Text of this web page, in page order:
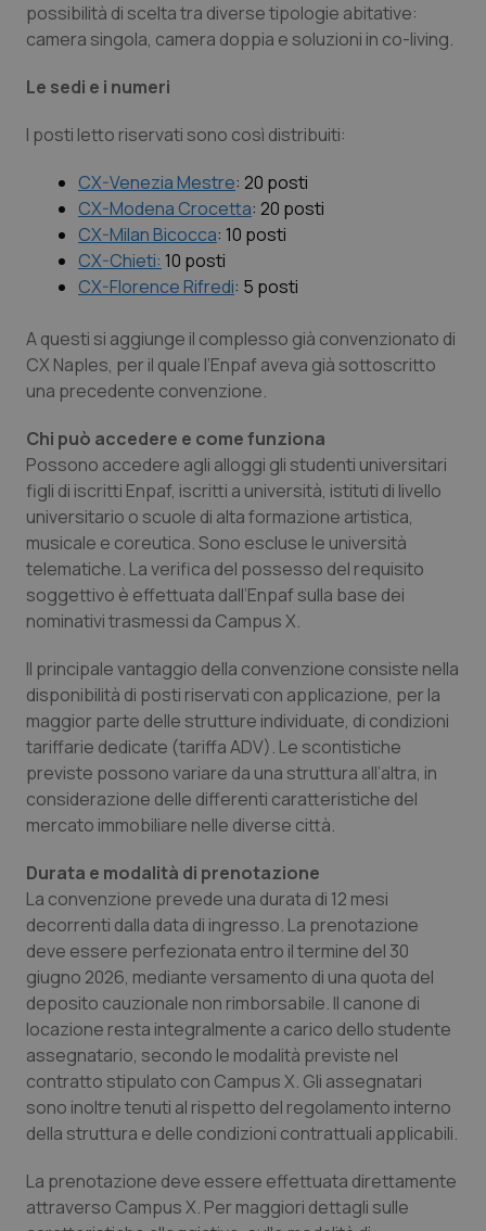
Lazio
Lombardia
Marche
Molise
Piemonte
Provincia Autonoma di Bolzano
Provincia Autonoma di Trento
Puglia
Sardegna
Sicilia
Toscana
Umbria
Valle D’Aosta
Veneto
Diabete & glucometri
Dolore
Donna & Salute
Epatiti
HIV
Infezioni & Febbre
Ipertensione & Scompenso
Malattie rare
Malattia di Crohn & Rettocolite Ulcerosa
Neuroscienze & patologie neurodegenerative
Obesità
Oftalmologia
Oncodermatologia
Oncoematologia
Oncologia & Nutrizione
Psoriasi & pelle
Quotidiano Cardiologia
Quotidiano Chirurgia
Quotidiano Oncologia
Quotidiano Pediatria
Rene & patologie urogenitali
possibilità di scelta tra diverse tipologie abitative:
camera singola, camera doppia e soluzioni in co-living.
Le sedi e i numeri
I posti letto riservati sono così distribuiti:
CX-Venezia Mestre: 20 posti
CX-Modena Crocetta: 20 posti
CX-Milan Bicocca: 10 posti
CX-Chieti: 10 posti
CX-Florence Rifredi: 5 posti
A questi si aggiunge il complesso già convenzionato di
CX Naples, per il quale l’Enpaf aveva già sottoscritto
una precedente convenzione.
Chi può accedere e come funziona
Possono accedere agli alloggi gli studenti universitari
figli di iscritti Enpaf, iscritti a università, istituti di livello
universitario o scuole di alta formazione artistica,
musicale e coreutica. Sono escluse le università
telematiche. La verifica del possesso del requisito
soggettivo è effettuata dall’Enpaf sulla base dei
nominativi trasmessi da Campus X.
Il principale vantaggio della convenzione consiste nella
disponibilità di posti riservati con applicazione, per la
maggior parte delle strutture individuate, di condizioni
tariffarie dedicate (tariffa ADV). Le scontistiche
previste possono variare da una struttura all’altra, in
considerazione delle differenti caratteristiche del
mercato immobiliare nelle diverse città.
Durata e modalità di prenotazione
La convenzione prevede una durata di 12 mesi
decorrenti dalla data di ingresso. La prenotazione
deve essere perfezionata entro il termine del 30
giugno 2026, mediante versamento di una quota del
deposito cauzionale non rimborsabile. Il canone di
locazione resta integralmente a carico dello studente
assegnatario, secondo le modalità previste nel
contratto stipulato con Campus X. Gli assegnatari
sono inoltre tenuti al rispetto del regolamento interno
della struttura e delle condizioni contrattuali applicabili.
La prenotazione deve essere effettuata direttamente
attraverso Campus X. Per maggiori dettagli sulle